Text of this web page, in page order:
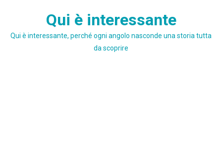
Qui è interessante
Qui è interessante, perché ogni angolo nasconde una storia tutta
da scoprire